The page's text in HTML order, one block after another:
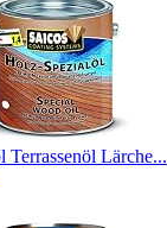
Terrassenöl Lärche...